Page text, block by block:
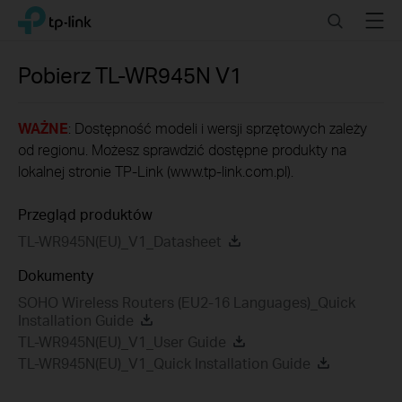
Click
navigation
TP-Link, Reliably Smart SearchMenu
PobierzTL-WR945N V1
WAŻNE: Dostępność modeli i wersji sprzętowych zależy
od regionu. Możesz sprawdzić dostępne produkty na
lokalnej stronie TP-Link (www.tp-link.com.pl).
Przegląd produktów
TL-WR945N(EU)_V1_Datasheet
Dokumenty
SOHO Wireless Routers (EU2-16 Languages)_Quick
Installation Guide
TL-WR945N(EU)_V1_User Guide
TL-WR945N(EU)_V1_Quick Installation Guide